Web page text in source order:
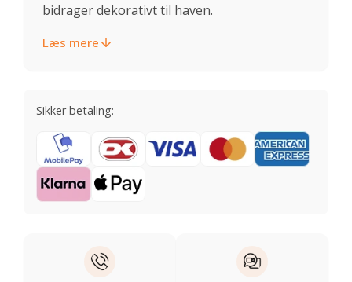
bidrager dekorativt til haven.
Læs mere
Sikker betaling: